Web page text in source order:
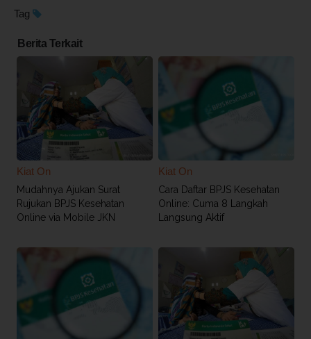
Tag
Berita Terkait
Kiat On
Mudahnya Ajukan Surat
Rujukan BPJS Kesehatan
Online via Mobile JKN
Kiat On
Cara Daftar BPJS Kesehatan
Online: Cuma 8 Langkah
Langsung Aktif